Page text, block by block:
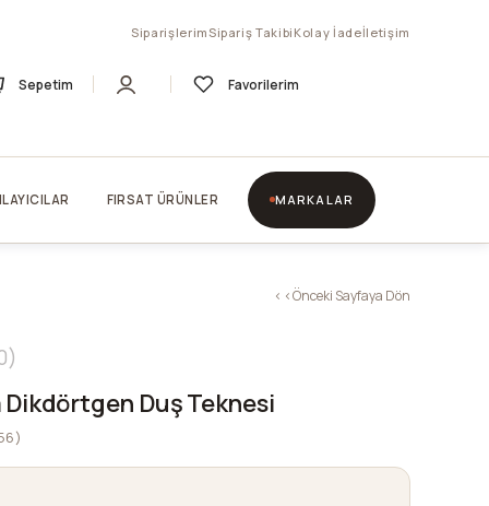
Siparişlerim Sipariş Takibi Kolay İadeİletişim
Sepetim Favorilerim
FIRSAT ÜRÜNLER MARKALAR
< < Önceki Sayfaya Dön
Duş Teknesi